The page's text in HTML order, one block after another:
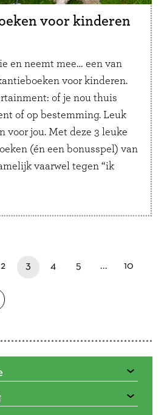
voor kinderen
en neemt mee… een van
voor kinderen.
of je nou thuis
of op bestemming. Leuk
voor jou. Met deze 3 leuke
(én een bonusspel) van
vaarwel tegen “ik
pagina
2 je bent nu op pagina
3 pagina
4 pagina
5 ... pagina
10